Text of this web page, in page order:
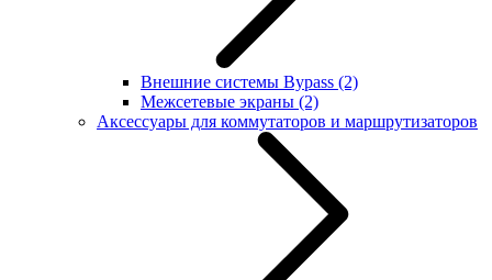
Внешние системы Bypass (2)
Межсетевые экраны (2)
Аксессуары для коммутаторов и маршрутизаторов